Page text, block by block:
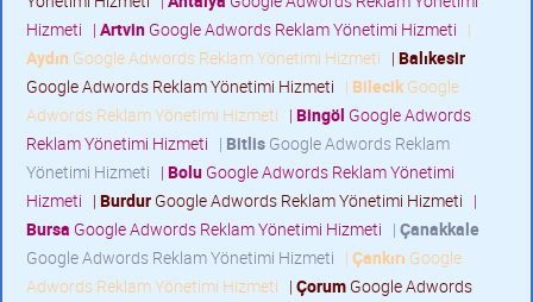
Hizmeti | Artvin Google Adwords Reklam Yönetimi Hizmeti |
Aydın Google Adwords Reklam Yönetimi Hizmeti | Balıkesir
Google Adwords Reklam Yönetimi Hizmeti | BilecikGoogle
Adwords Reklam Yönetimi Hizmeti | Bingöl Google Adwords
Reklam Yönetimi Hizmeti | Bitlis Google Adwords Reklam
Yönetimi Hizmeti | Bolu Google Adwords Reklam Yönetimi
Hizmeti | Burdur Google Adwords Reklam Yönetimi Hizmeti |
Bursa Google Adwords Reklam Yönetimi Hizmeti | Çanakkale
Google Adwords Reklam Yönetimi Hizmeti | Çankırı Google
Adwords Reklam Yönetimi Hizmeti | Çorum Google Adwords